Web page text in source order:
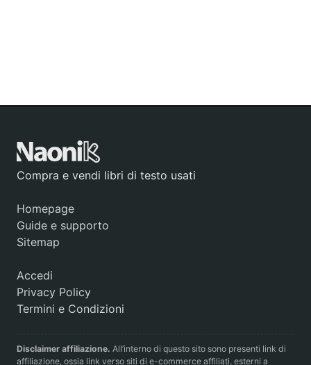
Compra e vendi libri di testo usati
Homepage
Guide e supporto
Sitemap
Accedi
Privacy Policy
Termini e Condizioni